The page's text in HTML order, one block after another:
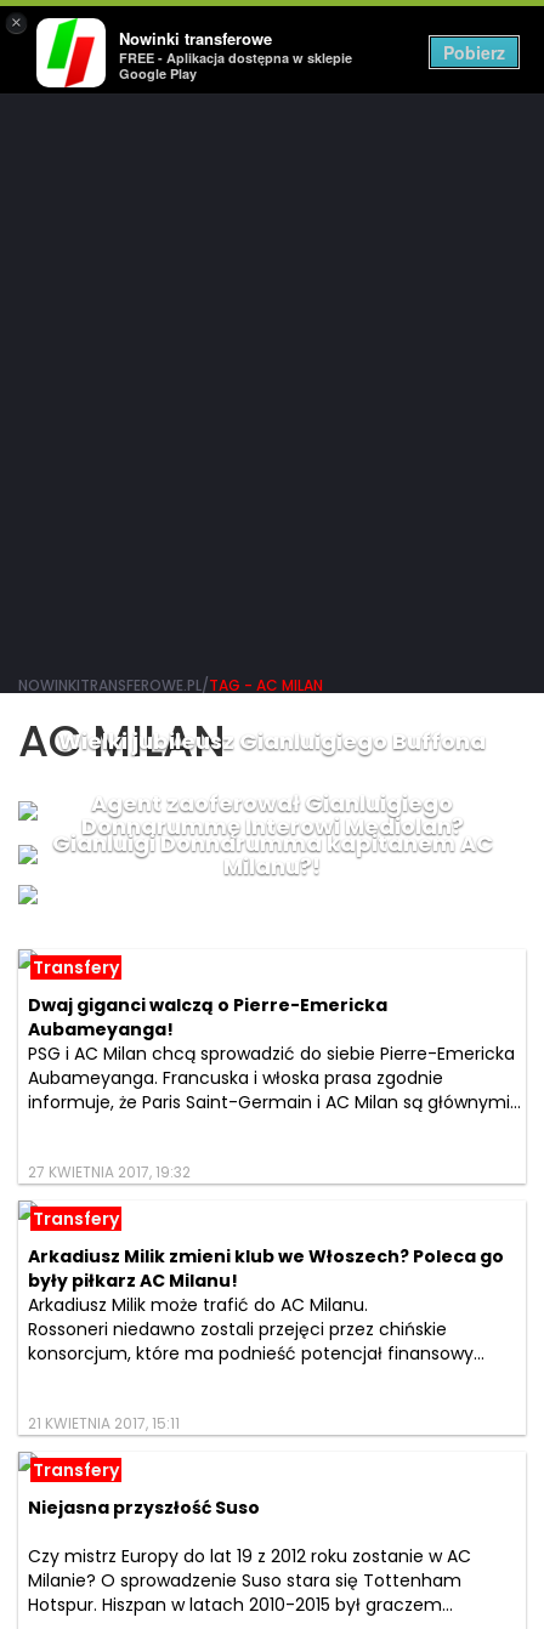
×
Nowinki transferowe
FREE - Aplikacja dostępna w sklepie
Google Play
Pobierz
NOWINKITRANSFEROWE.PL/TAG - AC MILAN
AC MILAN
Wielki jubileusz Gianluigiego Buffona
Agent zaoferował Gianluigiego
Donnarummę Interowi Mediolan?
Gianluigi Donnarumma kapitanem AC
Milanu?!
Transfery
Dwaj giganci walczą o Pierre-Emericka
Aubameyanga!
PSG i AC Milan chcą sprowadzić do siebie Pierre-Emericka
Aubameyanga. Francuska i włoska prasa zgodnie
informuje, że Paris Saint-Germain i AC Milan są głównymi...
27 KWIETNIA 2017, 19:32
Transfery
Arkadiusz Milik zmieni klub we Włoszech? Poleca go
były piłkarz AC Milanu!
Arkadiusz Milik może trafić do AC Milanu.
Rossoneri niedawno zostali przejęci przez chińskie
konsorcjum, które ma podnieść potencjał finansowy...
21 KWIETNIA 2017, 15:11
Transfery
Niejasna przyszłość Suso
Czy mistrz Europy do lat 19 z 2012 roku zostanie w AC
Milanie? O sprowadzenie Suso stara się Tottenham
Hotspur. Hiszpan w latach 2010-2015 był graczem...